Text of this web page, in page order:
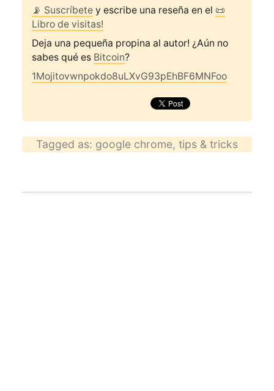
📡 Suscríbetey escribe una reseña en el 📜
Libro de visitas!
Deja una pequeña propina al autor! ¿Aún no
sabes qué es Bitcoin?
1Mojitovwnpokdo8uLXvG93pEhBF6MNFoo
Tagged as: google chrome, tips & tricks